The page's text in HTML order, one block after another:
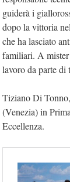
guiderà i
dopo la vittoria
che ha lasciato
familiari. A
lavoro da parte di
Tiziano Di
(Venezia) in
Eccellenza.